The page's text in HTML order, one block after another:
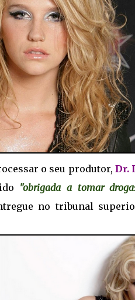
o seu produtor, Dr.
"obrigada a tomar
no tribunal